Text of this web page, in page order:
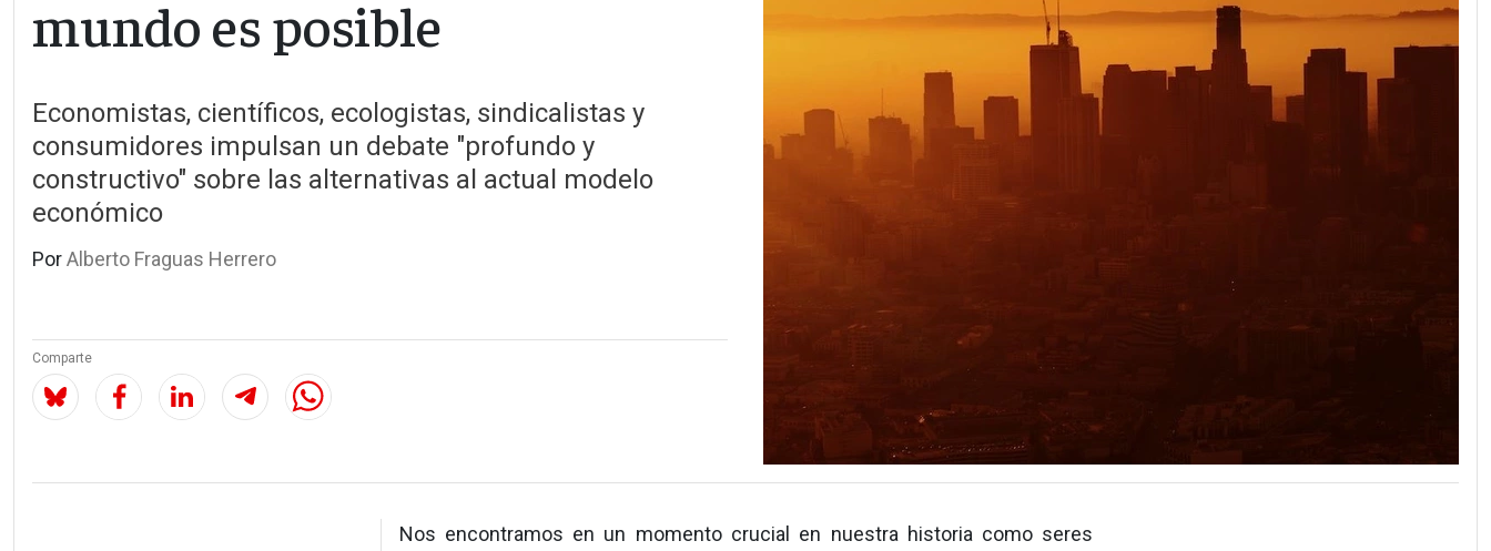
mundo es posible
Economistas, científicos, ecologistas, sindicalistas y
consumidores impulsan un debate "profundo y
constructivo" sobre las alternativas al actual modelo
económico
PorAlberto Fraguas Herrero
Comparte
Nos encontramos en un momento crucial en nuestra historia como seres